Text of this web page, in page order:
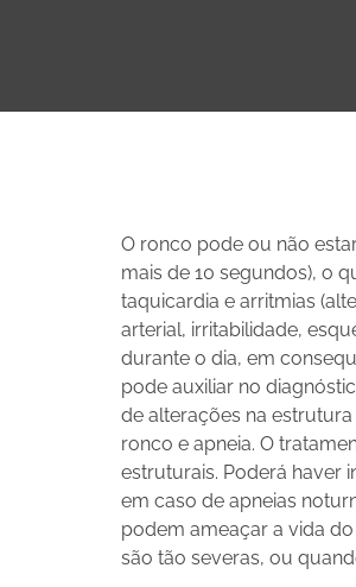
O ronco pode ou não
mais de 10 segundos), o
taquicardia e arritmias
arterial, irritabilidade,
durante o dia, em
pode auxiliar no
de alterações na
ronco e apneia. O
estruturais. Poderá haver
em caso de apneias
podem ameaçar a vida
são tão severas, ou